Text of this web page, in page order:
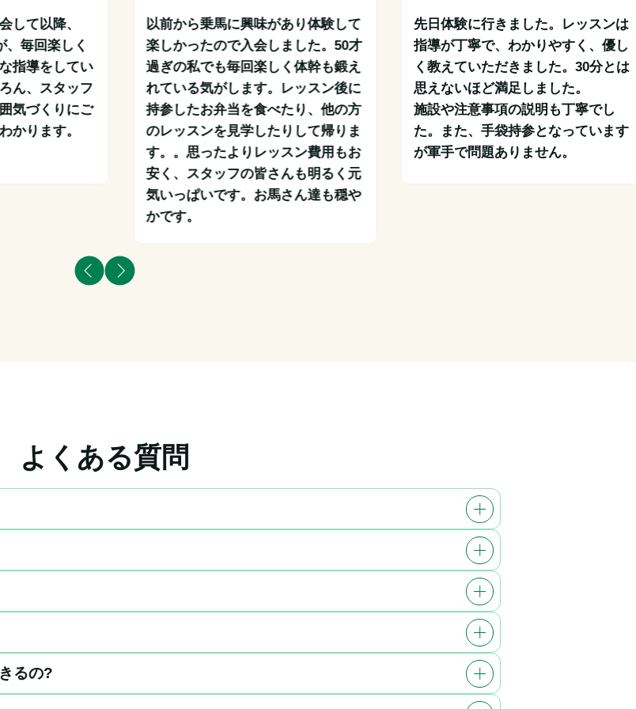
して以降、
、毎回楽しく
指導をしてい
ん、スタッフ
気づくりにご
かります。
以前から乗馬に興味があり体験して
楽しかったので入会しました。50才
過ぎの私でも毎回楽しく体幹も鍛え
れている気がします。レッスン後に
持参したお弁当を食べたり、他の方
のレッスンを見学したりして帰りま
す。。思ったよりレッスン費用もお
安く、スタッフの皆さんも明るく元
気いっぱいです。お馬さん達も穏や
かです。
先日体験に行きました。レッスンは
指導が丁寧で、わかりやすく、優し
く教えていただきました。30分とは
思えないほど満足しました。
施設や注意事項の説明も丁寧でし
た。また、手袋持参となっています
が軍手で問題ありません。
よくある質問
るの?